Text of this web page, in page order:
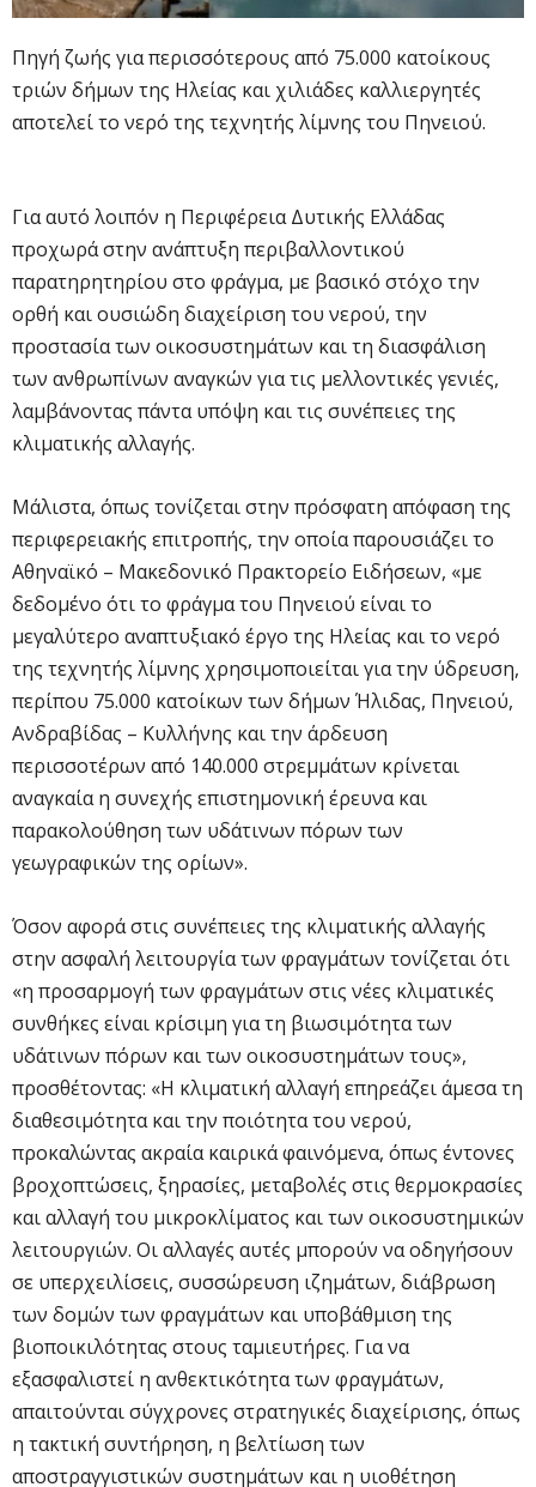
Πηγή ζωής για περισσότερους από 75.000 κατοίκους
τριών δήμων της Ηλείας και χιλιάδες καλλιεργητές
αποτελεί το νερό της τεχνητής λίμνης του Πηνειού.
Για αυτό λοιπόν η Περιφέρεια Δυτικής Ελλάδας
προχωρά στην ανάπτυξη περιβαλλοντικού
παρατηρητηρίου στο φράγμα, με βασικό στόχο την
ορθή και ουσιώδη διαχείριση του νερού, την
προστασία των οικοσυστημάτων και τη διασφάλιση
των ανθρωπίνων αναγκών για τις μελλοντικές γενιές,
λαμβάνοντας πάντα υπόψη και τις συνέπειες της
κλιματικής αλλαγής.
Μάλιστα, όπως τονίζεται στην πρόσφατη απόφαση της
περιφερειακής επιτροπής, την οποία παρουσιάζει το
Αθηναϊκό – Μακεδονικό Πρακτορείο Ειδήσεων, «με
δεδομένο ότι το φράγμα του Πηνειού είναι το
μεγαλύτερο αναπτυξιακό έργο της Ηλείας και το νερό
της τεχνητής λίμνης χρησιμοποιείται για την ύδρευση,
περίπου 75.000 κατοίκων των δήμων Ήλιδας, Πηνειού,
Ανδραβίδας – Κυλλήνης και την άρδευση
περισσοτέρων από 140.000 στρεμμάτων κρίνεται
αναγκαία η συνεχής επιστημονική έρευνα και
παρακολούθηση των υδάτινων πόρων των
γεωγραφικών της ορίων».
Όσον αφορά στις συνέπειες της κλιματικής αλλαγής
στην ασφαλή λειτουργία των φραγμάτων τονίζεται ότι
«η προσαρμογή των φραγμάτων στις νέες κλιματικές
συνθήκες είναι κρίσιμη για τη βιωσιμότητα των
υδάτινων πόρων και των οικοσυστημάτων τους»,
προσθέτοντας: «Η κλιματική αλλαγή επηρεάζει άμεσα τη
διαθεσιμότητα και την ποιότητα του νερού,
προκαλώντας ακραία καιρικά φαινόμενα, όπως έντονες
βροχοπτώσεις, ξηρασίες, μεταβολές στις θερμοκρασίες
και αλλαγή του μικροκλίματος και των οικοσυστημικών
λειτουργιών. Οι αλλαγές αυτές μπορούν να οδηγήσουν
σε υπερχειλίσεις, συσσώρευση ιζημάτων, διάβρωση
των δομών των φραγμάτων και υποβάθμιση της
βιοποικιλότητας στους ταμιευτήρες. Για να
εξασφαλιστεί η ανθεκτικότητα των φραγμάτων,
απαιτούνται σύγχρονες στρατηγικές διαχείρισης, όπως
η τακτική συντήρηση, η βελτίωση των
αποστραγγιστικών συστημάτων και η υιοθέτηση